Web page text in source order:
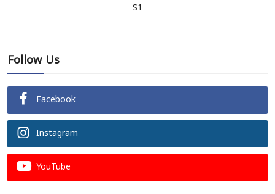
S1
Follow Us
Facebook
Instagram
YouTube